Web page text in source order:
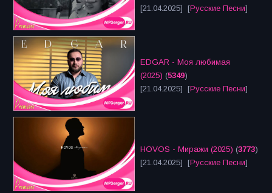
[21.04.2025] [Русские Песни]
EDGAR - Моя любимая
(2025) (5349)
[21.04.2025] [Русские Песни]
HOVOS - Миражи (2025) (3773)
[21.04.2025] [Русские Песни]